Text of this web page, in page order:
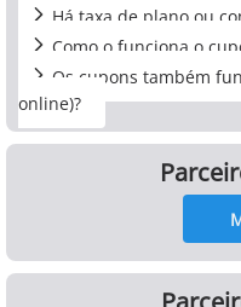
Há taxa de plano ou
Como o funciona o
Os cupons também
online)?